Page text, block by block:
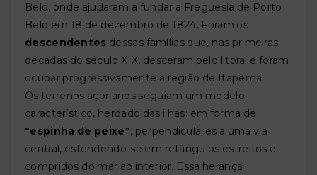
Belo, onde ajudaram a fundar a Freguesia de Porto
Belo em 18 de dezembro de 1824. Foram os
descendentes dessas famílias que, nas primeiras
décadas do século XIX, desceram pelo litoral e foram
ocupar progressivamente a região de Itapema.
Os terrenos açorianos seguiam um modelo
característico, herdado das ilhas: em forma de
"espinha de peixe", perpendiculares a uma via
central, estendendo-se em retângulos estreitos e
compridos do mar ao interior. Essa herança